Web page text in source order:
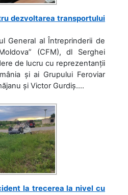
dezvoltarea transportului
General al Întreprinderii de
(CFM), dl Serghei
de lucru cu reprezentanții
și ai Grupului Feroviar
și Victor Gurdiș....
la trecerea la nivel cu